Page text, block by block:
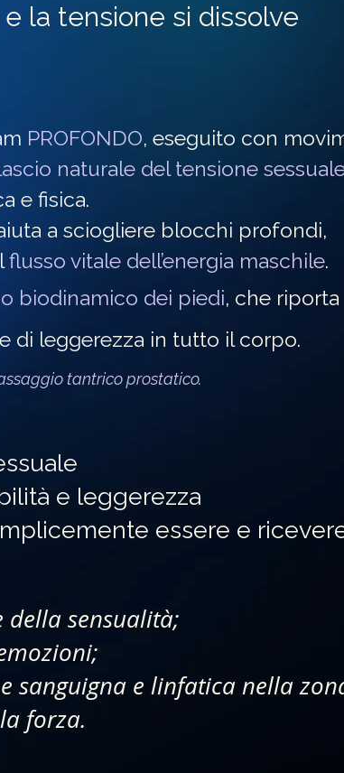
la tensione si dissolve
PROFONDO, eseguito con
naturale del tensione
e fisica.
a sciogliere blocchi profondi,
flusso vitale dell’energia maschile.
biodinamico dei piedi, che riporta
di leggerezza in tutto il corpo.
tantrico prostatico.
e leggerezza
essere e
della sensualità;
sanguigna e linfatica nella
forza.